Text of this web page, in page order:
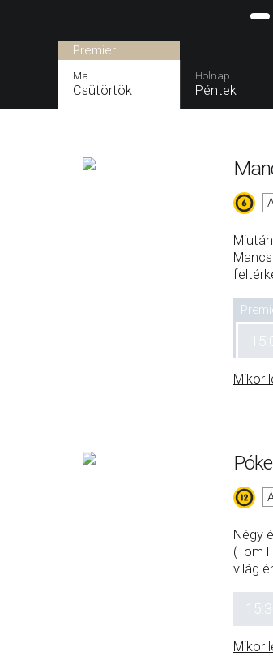
Premier
Ma
Csütörtök
Holnap
Péntek
Mikor
Négy
(Tom
világ
Mikor